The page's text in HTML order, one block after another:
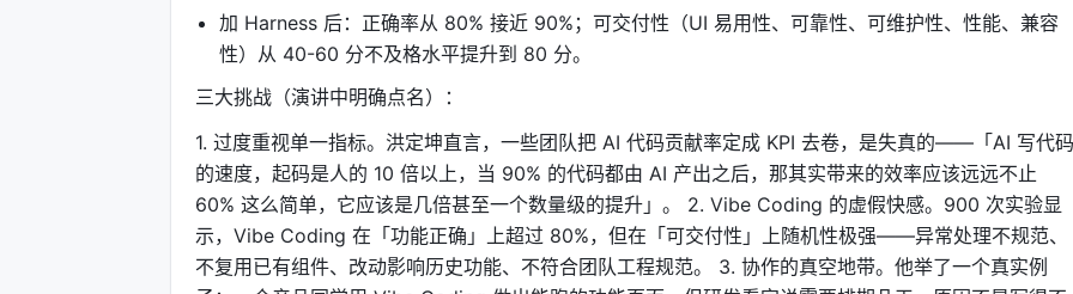
加 Harness 后：正确率从 80% 接近 90%；可交付性（UI 易用性、可靠性、可维护性、性能、兼容
性）从 40-60 分不及格水平提升到 80 分。
三大挑战（演讲中明确点名）：
1. 过度重视单一指标。洪定坤直言，一些团队把 AI 代码贡献率定成 KPI 去卷，是失真的——「AI 写代码
的速度，起码是人的 10 倍以上，当 90% 的代码都由 AI 产出之后，那其实带来的效率应该远远不止
60% 这么简单，它应该是几倍甚至一个数量级的提升」。 2. Vibe Coding 的虚假快感。900 次实验显
示，Vibe Coding 在「功能正确」上超过 80%，但在「可交付性」上随机性极强——异常处理不规范、
不复用已有组件、改动影响历史功能、不符合团队工程规范。 3. 协作的真空地带。他举了一个真实例